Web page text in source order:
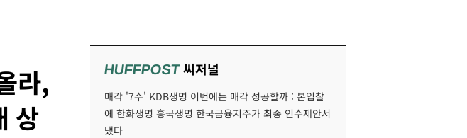
라,
상
HUFFPOST씨저널
매각 '7수' KDB생명 이번에는 매각 성공할까 : 본입찰
에 한화생명 흥국생명 한국금융지주가 최종 인수제안서
냈다